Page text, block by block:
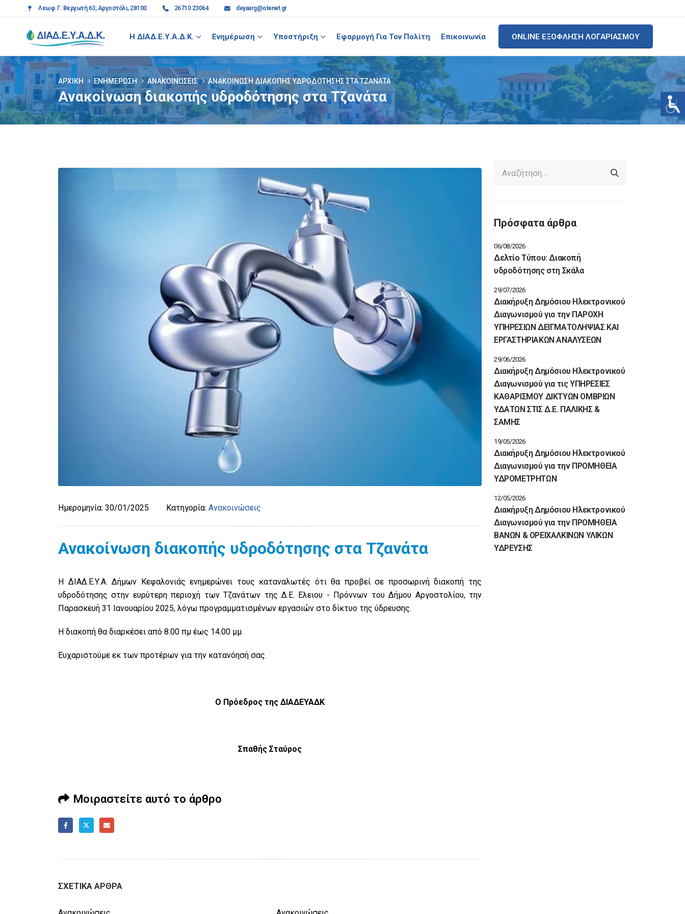
Λεωφ. Γ. Βεργωτή 63, Αργοστόλι, 28100 26710 23064 deyaarg@otenet.gr
Η ΔΙΑΔ.Ε.Υ.Α.Δ.Κ. Ενημέρωση Υποστήριξη Εφαρμογή Για Τον Πολίτη Επικοινωνία ONLINE ΕΞΟΦΛΗΣΗ ΛΟΓΑΡΙΑΣΜΟΥ
ΑΡΧΙΚΉ ΕΝΗΜΈΡΩΣΗ ΑΝΑΚΟΙΝΏΣΕΙΣ ΑΝΑΚΟΊΝΩΣΗ ΔΙΑΚΟΠΉΣ ΥΔΡΟΔΌΤΗΣΗΣ ΣΤΑ ΤΖΑΝΆΤΑ
Ανακοίνωση διακοπής υδροδότησης στα Τζανάτα
Ημερομηνία: 30/01/2025 Κατηγορία: Ανακοινώσεις
Ανακοίνωση διακοπής υδροδότησης στα Τζανάτα
Η ΔΙΑΔ.Ε.Υ.Α. Δήμων Κεφαλονιάς ενημερώνει τους καταναλωτές ότι θα προβεί σε προσωρινή διακοπή της
υδροδότησης στην ευρύτερη περιοχή των Τζανάτων της Δ.Ε. Ελειου - Πρόννων του Δήμου Αργοστολίου, την
Παρασκευή 31 Ιανουαρίου 2025, λόγω προγραμματισμένων εργασιών στο δίκτυο της ύδρευσης.
Η διακοπή θα διαρκέσει από 8.00 πμ έως 14.00 μμ.
Ευχαριστούμε εκ των προτέρων για την κατανόησή σας.
Ο Πρόεδρος της ΔΙΑΔΕΥΑΔΚ
Σπαθής Σταύρος
Μοιραστείτε αυτό το άρθρο
ΣΧΕΤΙΚΆ ΆΡΘΡΑ
Πρόσφατα άρθρα
Δελτίο Τύπου: Διακοπή
υδροδότησης στη Σκάλα
06/08/2026
Διακήρυξη Δημόσιου Ηλεκτρονικού
Διαγωνισμού για την ΠΑΡΟΧΗ
ΥΠΗΡΕΣΙΩΝ ΔΕΙΓΜΑΤΟΛΗΨΙΑΣ ΚΑΙ
ΕΡΓΑΣΤΗΡΙΑΚΩΝ ΑΝΑΛΥΣΕΩΝ
29/07/2026
Διακήρυξη Δημόσιου Ηλεκτρονικού
Διαγωνισμού για τις ΥΠΗΡΕΣΙΕΣ
ΚΑΘΑΡΙΣΜΟΥ ΔΙΚΤΥΩΝ ΟΜΒΡΙΩΝ
ΥΔΑΤΩΝ ΣΤΙΣ Δ.Ε. ΠΑΛΙΚΗΣ &
ΣΑΜΗΣ
29/06/2026
Διακήρυξη Δημόσιου Ηλεκτρονικού
Διαγωνισμού για την ΠΡΟΜΗΘΕΙΑ
ΥΔΡΟΜΕΤΡΗΤΩΝ
19/05/2026
Διακήρυξη Δημόσιου Ηλεκτρονικού
Διαγωνισμού για την ΠΡΟΜΗΘΕΙΑ
ΒΑΝΩΝ & ΟΡΕΙΧΑΛΚΙΝΩΝ ΥΛΙΚΩΝ
ΥΔΡΕΥΣΗΣ
12/05/2026